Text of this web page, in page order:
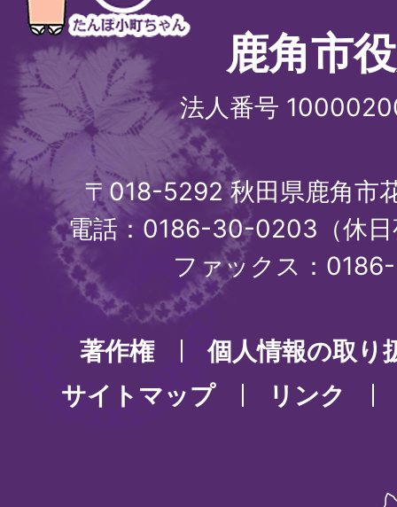
鹿角市
法人番号
〒018-5292 秋田県鹿角市
電話：0186-30-0203（休
ファックス：
著作権
個人情報の取り
サイトマップ
リンク